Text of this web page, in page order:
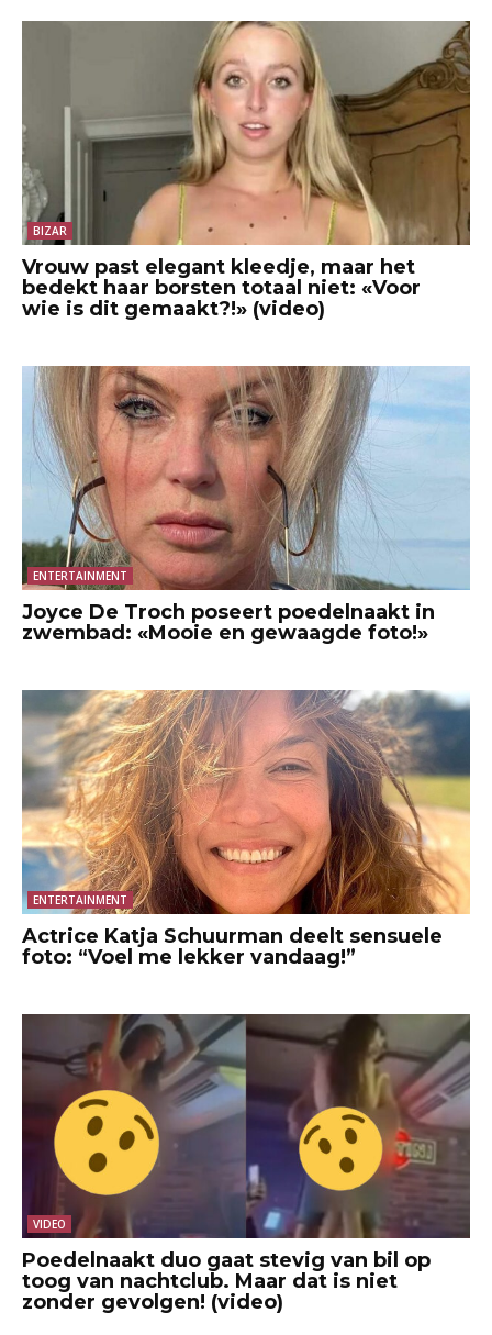
BIZAR
Vrouw past elegant kleedje, maar het
bedekt haar borsten totaal niet: «Voor
wie is dit gemaakt?!» (video)
ENTERTAINMENT
Joyce De Troch poseert poedelnaakt in
zwembad: «Mooie en gewaagde foto!»
ENTERTAINMENT
Actrice Katja Schuurman deelt sensuele
foto: “Voel me lekker vandaag!”
VIDEO
Poedelnaakt duo gaat stevig van bil op
toog van nachtclub. Maar dat is niet
zonder gevolgen! (video)